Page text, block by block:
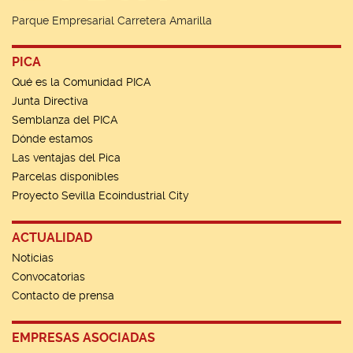
Parque Empresarial Carretera Amarilla
PICA
Qué es la Comunidad PICA
Junta Directiva
Semblanza del PICA
Dónde estamos
Las ventajas del Pica
Parcelas disponibles
Proyecto Sevilla Ecoindustrial City
ACTUALIDAD
Noticias
Convocatorias
Contacto de prensa
EMPRESAS ASOCIADAS